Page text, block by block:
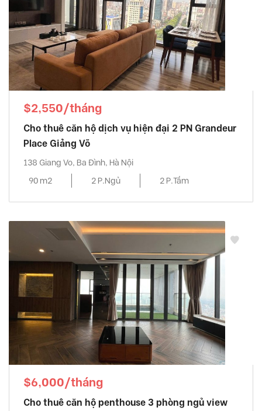
$2,550/tháng
Cho thuê căn hộ dịch vụ hiện đại 2 PN Grandeur
Place Giảng Võ
138 Giang Vo, Ba Đình, Hà Nội
90 m2
2 P.Ngủ 2 P.Tắm
$6,000/tháng
Cho thuê căn hộ penthouse 3 phòng ngủ view